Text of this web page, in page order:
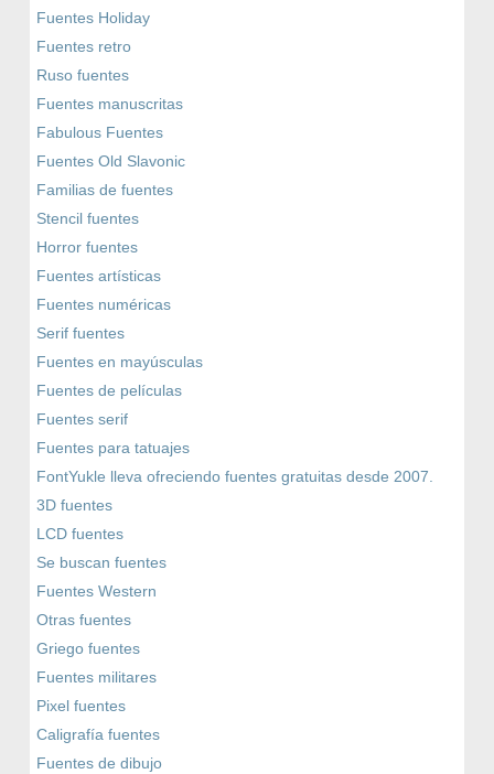
Fuentes Holiday
Fuentes retro
Ruso fuentes
Fuentes manuscritas
Fabulous Fuentes
Fuentes Old Slavonic
Familias de fuentes
Stencil fuentes
Horror fuentes
Fuentes artísticas
Fuentes numéricas
Serif fuentes
Fuentes en mayúsculas
Fuentes de películas
Fuentes serif
Fuentes para tatuajes
FontYukle lleva ofreciendo fuentes gratuitas desde 2007.
3D fuentes
LCD fuentes
Se buscan fuentes
Fuentes Western
Otras fuentes
Griego fuentes
Fuentes militares
Pixel fuentes
Caligrafía fuentes
Fuentes de dibujo